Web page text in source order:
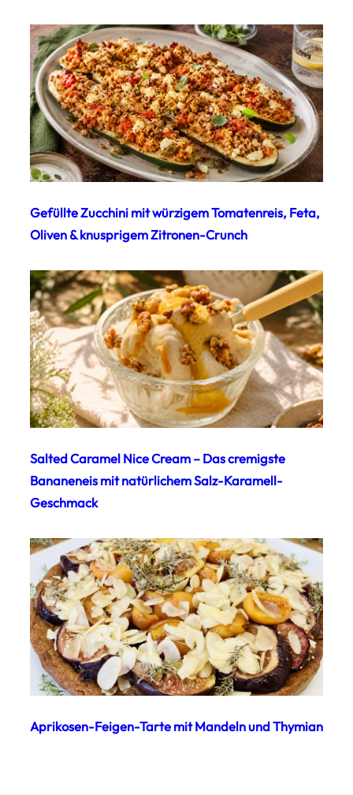
Gefüllte Zucchini mit würzigem Tomatenreis, Feta,
Oliven & knusprigem Zitronen-Crunch
Salted Caramel Nice Cream – Das cremigste
Bananeneis mit natürlichem Salz-Karamell-
Geschmack
Aprikosen-Feigen-Tarte mit Mandeln und Thymian